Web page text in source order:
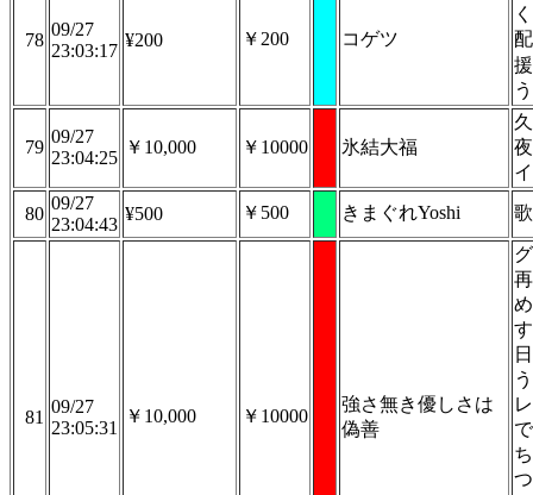
78
09/27
23:03:17
¥200 ￥200 コゲツ
79
09/27
23:04:25
￥10,000 ￥10000 氷結大福
80
09/27
23:04:43
¥500 ￥500 きまぐれYoshi
81
09/27
23:05:31
￥10,000 ￥10000
強さ無き優しさは
偽善